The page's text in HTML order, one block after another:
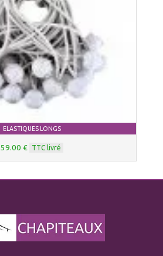
ELASTIQUES LONGS
59.00 € TTC livré